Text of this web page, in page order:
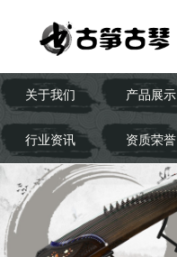
关于我们 产品展示
行业资讯 资质荣誉